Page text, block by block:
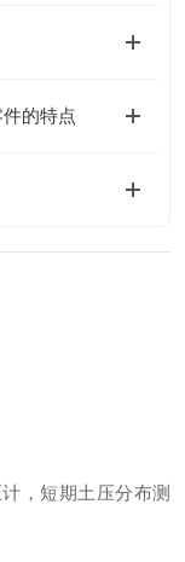
的特点
，短期土压分布测